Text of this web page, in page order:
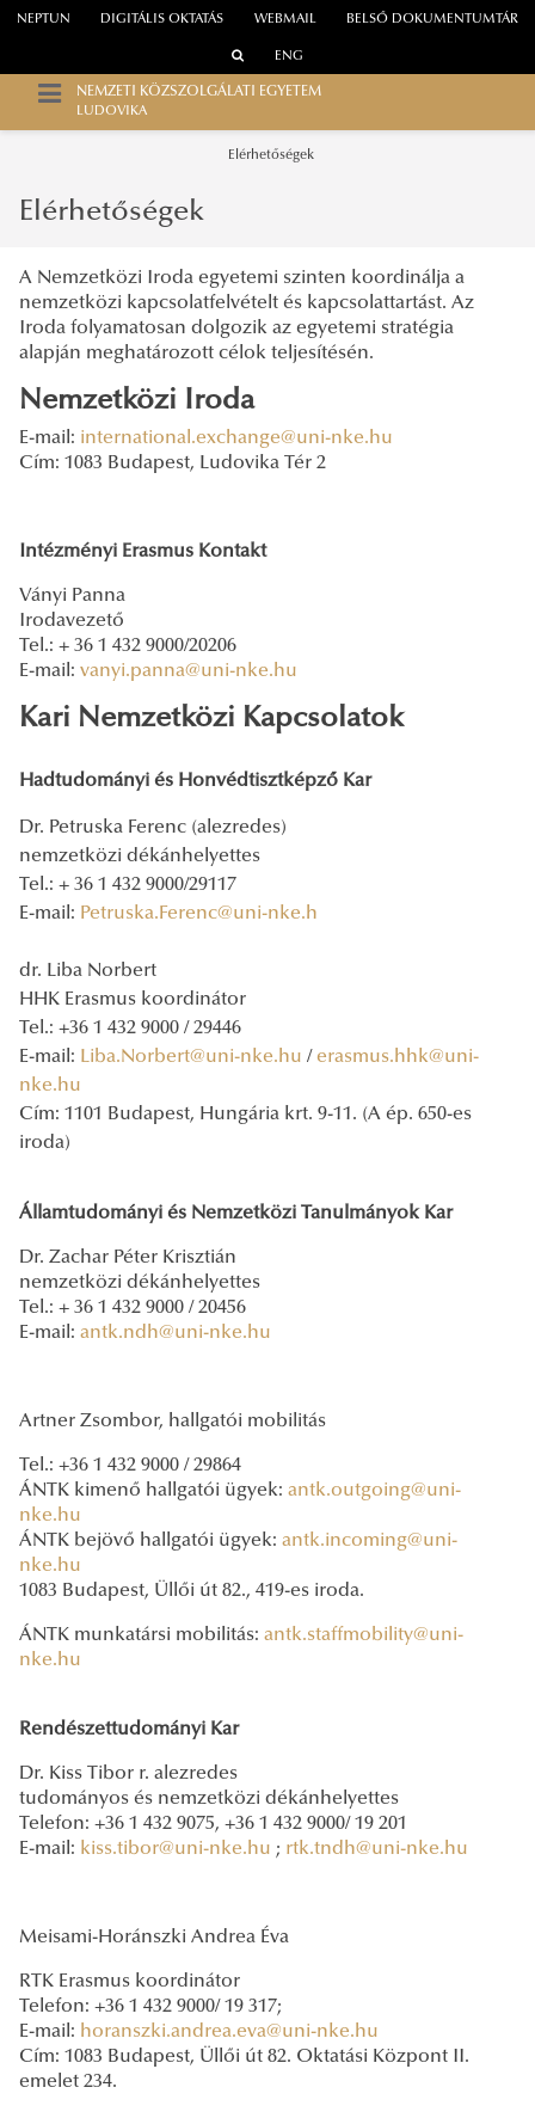
WEBMAIL
NEPTUN DIGITÁLIS OKTATÁS BELSŐ DOKUMENTUMTÁR
ENG
NEMZETI KÖZSZOLGÁLATI EGYETEM
LUDOVIKA
Elérhetőségek
Elérhetőségek
A Nemzetközi Iroda egyetemi szinten koordinálja a
nemzetközi kapcsolatfelvételt és kapcsolattartást. Az
Iroda folyamatosan dolgozik az egyetemi stratégia
alapján meghatározott célok teljesítésén.
Nemzetközi Iroda
E-mail: international.exchange@uni-nke.hu
Cím: 1083 Budapest, Ludovika Tér 2
Intézményi Erasmus Kontakt
Ványi Panna
Irodavezető
Tel.: + 36 1 432 9000/20206
E-mail: vanyi.panna@uni-nke.hu
Kari Nemzetközi Kapcsolatok
Hadtudományi és Honvédtisztképző Kar
Dr. Petruska Ferenc (alezredes)
nemzetközi dékánhelyettes
Tel.: + 36 1 432 9000/29117
E-mail: Petruska.Ferenc@uni-nke.h
dr. Liba Norbert
HHK Erasmus koordinátor
Tel.: +36 1 432 9000 / 29446
E-mail: Liba.Norbert@uni-nke.hu /erasmus.hhk@uni-
nke.hu
Cím: 1101 Budapest, Hungária krt. 9-11. (A ép. 650-es
iroda)
Államtudományi és Nemzetközi Tanulmányok Kar
Dr. Zachar Péter Krisztián
nemzetközi dékánhelyettes
Tel.: + 36 1 432 9000 / 20456
E-mail: antk.ndh@uni-nke.hu
Artner Zsombor, hallgatói mobilitás
Tel.: +36 1 432 9000 / 29864
ÁNTK kimenő hallgatói ügyek: antk.outgoing@uni-
nke.hu
ÁNTK bejövő hallgatói ügyek: antk.incoming@uni-
nke.hu
1083 Budapest, Üllői út 82., 419-es iroda.
ÁNTK munkatársi mobilitás: antk.staffmobility@uni-
nke.hu
Rendészettudományi Kar
Dr. Kiss Tibor r. alezredes
tudományos és nemzetközi dékánhelyettes
Telefon: +36 1 432 9075, +36 1 432 9000/ 19 201
E-mail: kiss.tibor@uni-nke.hu ; rtk.tndh@uni-nke.hu
Meisami-Horánszki Andrea Éva
RTK Erasmus koordinátor
Telefon: +36 1 432 9000/ 19 317;
E-mail: horanszki.andrea.eva@uni-nke.hu
Cím: 1083 Budapest, Üllői út 82. Oktatási Központ II.
emelet 234.